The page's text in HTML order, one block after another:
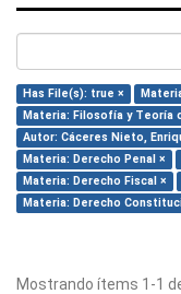
Has File(s): true ×
Materia: Filosofía y Teoría
Autor: Cáceres Nieto,
Materia: Derecho Penal ×
Materia: Derecho Fiscal ×
Materia: Derecho
Mostrando ítems 1-1